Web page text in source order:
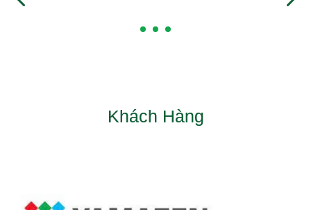
Khách Hàng